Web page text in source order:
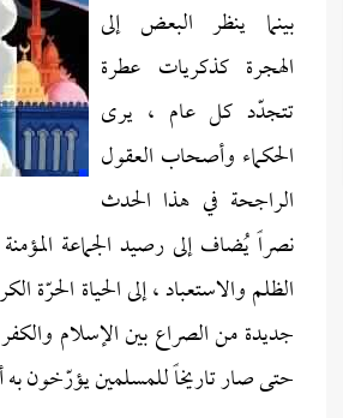
بينما ينظر البعض إلى
الهجرة كذكريات عطرة
تتجدّد كل عام ، يرى
الحكماء وأصحاب العقول
الراجحة في هذا الحدث
نصراً يُضاف إلى رصيد الجماعة
الظلم والاستعباد ، إلى الحياة الحرّة
جديدة من الصراع بين الإسلام
حتى صار تاريخاً للمسلمين يؤرّخون به